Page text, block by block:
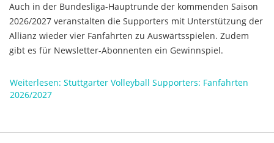
Auch in der Bundesliga-Hauptrunde der kommenden Saison
2026/2027 veranstalten die Supporters mit Unterstützung der
Allianz wieder vier Fanfahrten zu Auswärtsspielen. Zudem
gibt es für Newsletter-Abonnenten ein Gewinnspiel.
Weiterlesen: Stuttgarter Volleyball Supporters: Fanfahrten
2026/2027